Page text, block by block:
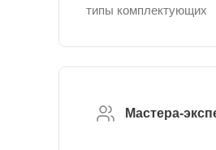
типы комплектующих
Мастера-